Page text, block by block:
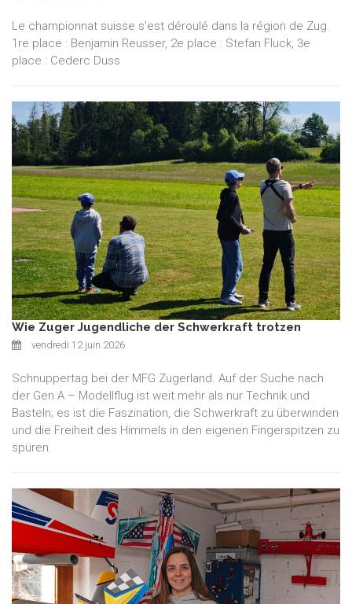
Le championnat suisse s'est déroulé dans la région de Zug.
1re place : Benjamin Reusser, 2e place : Stefan Fluck, 3e
place : Cederc Duss
Wie Zuger Jugendliche der Schwerkraft trotzen
vendredi 12 juin 2026
Schnuppertag bei der MFG Zugerland. Auf der Suche nach
der Gen A – Modellflug ist weit mehr als nur Technik und
Basteln; es ist die Faszination, die Schwerkraft zu überwinden
und die Freiheit des Himmels in den eigenen Fingerspitzen zu
spüren.